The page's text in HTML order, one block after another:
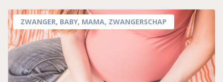
ZWANGER, BABY, MAMA, ZWANGERSCHAP